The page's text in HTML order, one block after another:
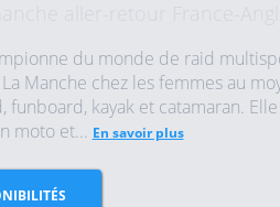
du monde de raid
Manche chez les femmes au
kayak et catamaran.
moto et... En savoir plus